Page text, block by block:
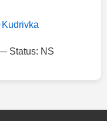
Kudrivka
Status: NS